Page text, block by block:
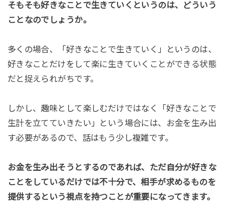
そもそも好きなことで生きていくというのは、どういう
ことなのでしょうか。
多くの場合、「好きなことで生きていく」というのは、
好きなことだけをして楽に生きていくことができる状態
だと捉えられがちです。
しかし、趣味として楽しむだけではなく「好きなことで
生計を立てていきたい」という場合には、お金を生み出
す必要があるので、話はもう少し複雑です。
お金を生み出そうとするのであれば、ただ自分が好きな
ことをしているだけでは不十分で、相手が求めるものを
提供するという視点を持つことが重要になってきます。